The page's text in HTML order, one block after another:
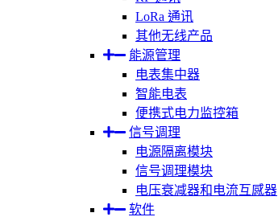
LoRa 通讯
其他无线产品
能源管理
电表集中器
智能电表
便携式电力监控箱
信号调理
电源隔离模块
信号调理模块
电压衰减器和电流互感器
软件